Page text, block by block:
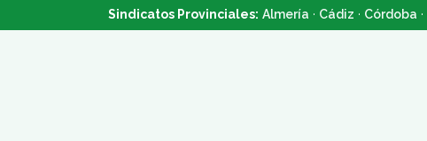
Sindicatos Provinciales: Almería · Cádiz · Córdoba ·